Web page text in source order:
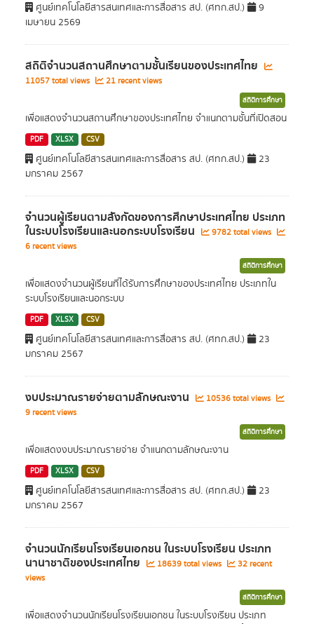
ศูนย์เทคโนโลยีสารสนเทศและการสื่อสาร สป. (ศทก.สป.)
9
เมษายน 2569
สถิติจำนวนสถานศึกษาตามชั้นเรียนของประเทศไทย
11057 total views 21 recent views
สถิติการศึกษา
เพื่อแสดงจำนวนสถานศึกษาของประเทศไทย จำแนกตามชั้นที่เปิดสอน
PDF XLSX CSV
ศูนย์เทคโนโลยีสารสนเทศและการสื่อสาร สป. (ศทก.สป.)
23
มกราคม 2567
จำนวนผู้เรียนตามสังกัดของการศึกษาประเทศไทย ประเภท
ในระบบโรงเรียนและนอกระบบโรงเรียน
9782 total views
6 recent views
สถิติการศึกษา
เพื่ื่อแสดงจำนวนผู้เรียนที่ได้รับการศึกษาของประเทศไทย ประเภทใน
ระบบโรงเรียนและนอกระบบ
PDF XLSX CSV
ศูนย์เทคโนโลยีสารสนเทศและการสื่อสาร สป. (ศทก.สป.)
23
มกราคม 2567
งบประมาณรายจ่ายตามลักษณะงาน
10536 total views
9 recent views
สถิติการศึกษา
เพื่อแสดงงบประมาณรายจ่าย จำแนกตามลักษณะงาน
PDF XLSX CSV
ศูนย์เทคโนโลยีสารสนเทศและการสื่อสาร สป. (ศทก.สป.)
23
มกราคม 2567
จำนวนนักเรียนโรงเรียนเอกชน ในระบบโรงเรียน ประเภท
นานาชาติของประเทศไทย 18639 total views
32 recent
views
สถิติการศึกษา
เพื่อแสดงจำนวนนักเรียนโรงเรียนเอกชน ในระบบโรงเรียน ประเภท